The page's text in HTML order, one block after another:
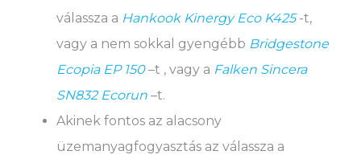
válassza a Hankook Kinergy Eco K425-t,
vagy a nem sokkal gyengébb Bridgestone
Ecopia EP 150–t , vagy a Falken Sincera
SN832 Ecorun –t.
Akinek fontos az alacsony
üzemanyagfogyasztás az válassza a